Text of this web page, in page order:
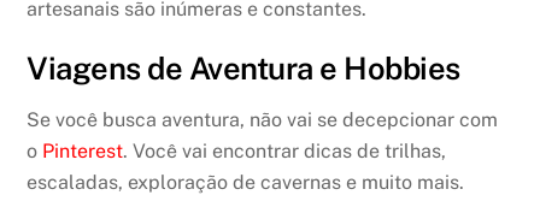
artesanais são inúmeras e constantes.
Viagens de Aventura e Hobbies
Se você busca aventura, não vai se decepcionar com
o Pinterest. Você vai encontrar dicas de trilhas,
escaladas, exploração de cavernas e muito mais.